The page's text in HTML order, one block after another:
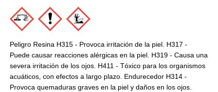
Peligro Resina H315 - Provoca irritación de la piel. H317 -
Puede causar reacciones alérgicas en la piel. H319 - Causa una
severa irritación de los ojos. H411 - Tóxico para los organismos
acuáticos, con efectos a largo plazo. Endurecedor H314 -
Provoca quemaduras graves en la piel y daños en los ojos.